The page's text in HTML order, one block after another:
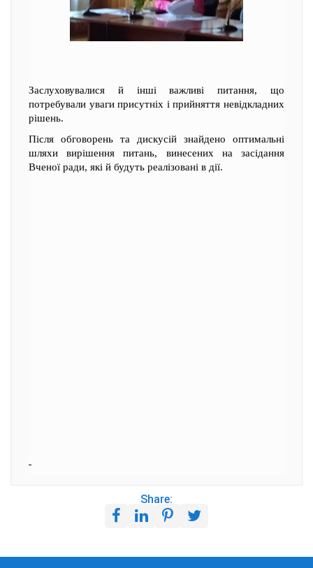
Заслуховувалися й інші важливі питання, що
потребували уваги присутніх і прийняття невідкладних
рішень.
Після обговорень та дискусій знайдено оптимальні
шляхи вирішення питань, винесених на засідання
Вченої ради, які й будуть реалізовані в дії.
Share: